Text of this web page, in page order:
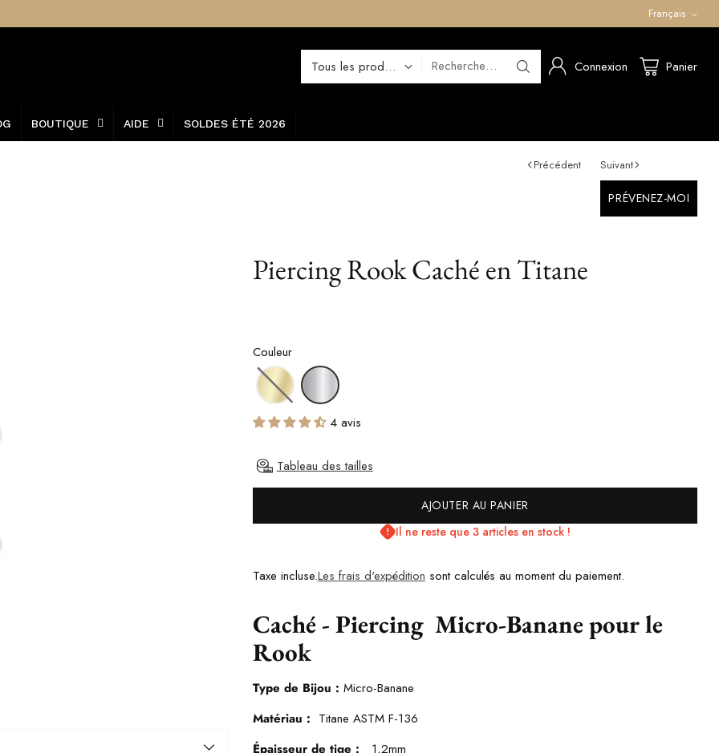
Langue
Français
Recherche… Connexion Panier
BOUTIQUE AIDE SOLDES ÉTÉ 2026
Précédent Suivant
PRÉVENEZ-MOI
Piercing Rook Caché en Titane
Couleur
4 avis
Tableau des tailles
AJOUTER AU PANIER
Il ne reste que 3 articles en stock !
Taxe incluse.Les frais d'expédition sont calculés au moment du paiement.
Caché - Piercing Micro-Banane pour le
Rook
Type de Bijou : Micro-Banane
Matériau : Titane ASTM F-136
Épaisseur de tige :
1,2mm